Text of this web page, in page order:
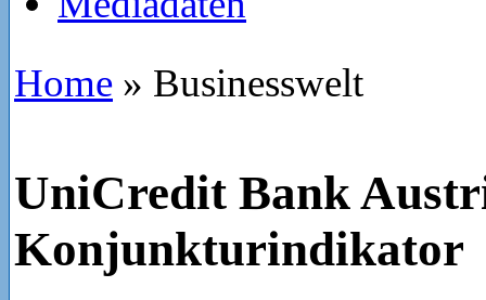
Home » Businesswelt
UniCredit Bank
Konjunkturindikator